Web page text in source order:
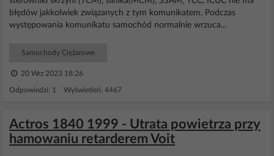
błędów jakkolwiek związanych z tym komunikatem. Podczas
występowania komunikatu samochód normalnie wrzuca...
Samochody Ciężarowe
20 Wrz 2023 18:26
Odpowiedzi: 1 Wyświetleń: 4467
Actros 1840 1999 - Utrata powietrza przy
hamowaniu retarderem Voit